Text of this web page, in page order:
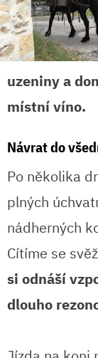
uzeniny a
místní víno.
Návrat do
Po několika
plných
nádherných
Cítíme se
si odnáší
dlouho